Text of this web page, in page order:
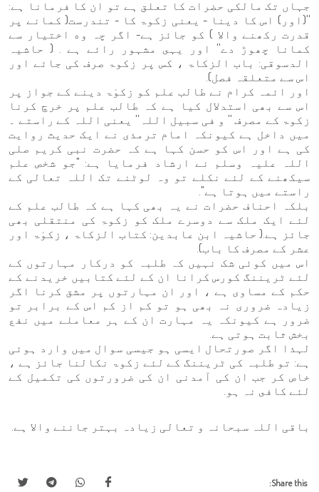
جہاں تک مالکی حضرات کا تعلق ہے تو ان كا فرمانا ہے:
''(اور) اس کا دینا - یعنی زکوۃ کا - تندرست( کمانے پر
قدرت رکھنے والا ) کو جائز ہے- اگر چہ وه اختیار سے
کمانا چھوڑ دے'' اور یہى مشہور رائے ہے . ( حاشیہ
الدسوقی: باب الزکاۃ ، کس پر زکوۃ صرف کی جائے اور
اس سے متعلقہ فصل).
اور ائمہ کرام نے طالب علم کو زکوٰۃ دینے کے جواز پر
اس سے بھی استدلال کیا ہے کہ طالب علم پر خرچ کرنا
زکوۃ کے مصرف '' و فی سبیل اللہ'' یعنی اللہ کے راستے ۔
میں داخل ہے کیونکہ امام ترمذی نے ایک حدیث روایت
کی ہے اور اس کو حسن کہا ہے کہ حضرت نبی کریم صلی
اللہ علیہ وسلم نے ارشاد فرمایا ہے: "جو شخص علم
سیکھنے کے لئے نکلے تو وہ لوٹنے تک اللہ تعالی کے
راستے میں ہوتا ہے''.
بلکہ احناف حضرات نے یہ بھی کہا ہے کہ طالب علم کے
لئے ایک ملک سے دوسرے ملک کو زکوۃ کی منتقلی بھی
جائز ہے.( حاشیہ ابن عابدین: کتاب الزکاۃ ، زکوٰۃ اور
عشر کے مصرف کا باب).
اس میں کوئی شک نہیں کہ طلبہ کو درکار مہارتوں کے
لئے ٹریننگ کورس کرانا ان کے لئے کتابیں خریدنے کے
حکم کے مساوی ہے ، اور ان مہارتوں پر مشق کرنا اگر
زیادہ ضروری نہ بھی ہو تو کم از کم اس کے برابر تو
ضرور ہے کیونکہ یہ مہارت ان کے ہر معاملے میں نفع
بخش ثابت ہوتی ہے.
لہذا اگر صورتحال ایسی ہو جیسی سوال میں وارد ہوئی
ہے: تو طلبہ کی ٹریننگ کے لئے زکوۃ نکالنا جائز ہے ،
خاص کر جب ان کی آمدنی ان کی ضرورتوں کی تکمیل كے
لئے كافى نہ ہو.
باقی اللہ سبحانہ و تعالی زیادہ بہتر جاننے والا ہے.
Share this: